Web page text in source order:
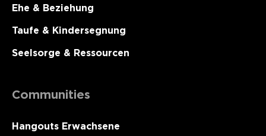
Ehe & Beziehung
Taufe & Kindersegnung
Seelsorge & Ressourcen
Communities
Hangouts Erwachsene